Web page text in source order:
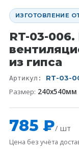
ИЗГОТОВЛЕНИЕ
RT-03-
из гипса
Артикул: RT-03-
Размер: 240х540мм
785 ₽/ шт
Цена без учёта